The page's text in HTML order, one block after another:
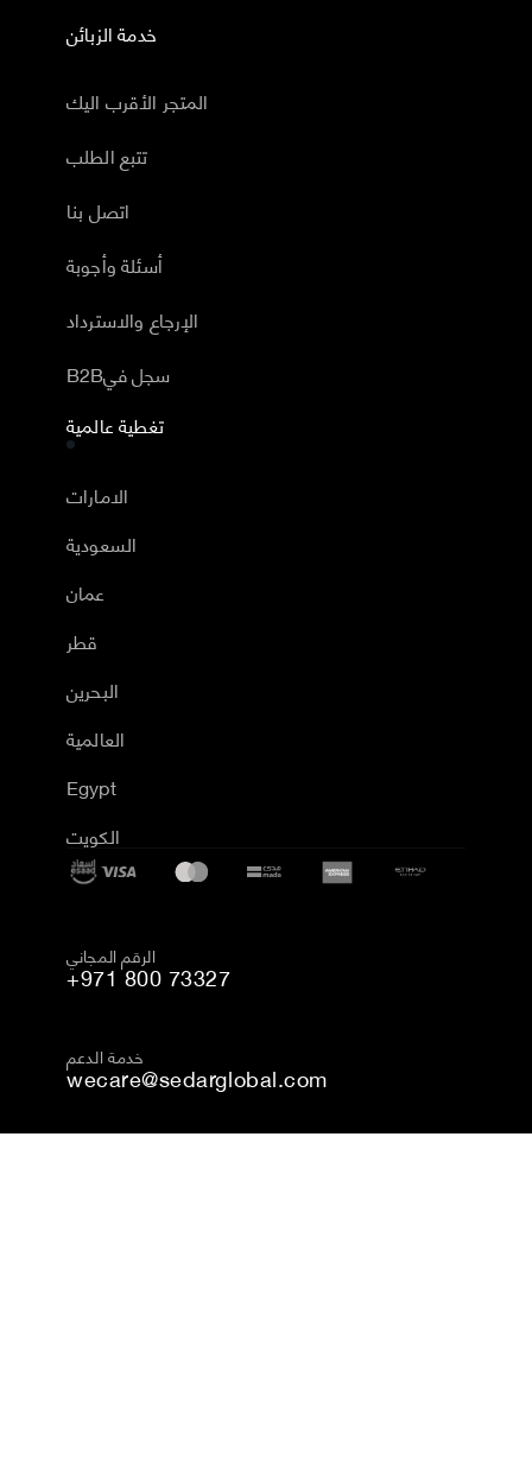
خدمة الزبائن
المتجر الأقرب اليك
تتبع الطلب
اتصل بنا
أسئلة وأجوبة
الإرجاع والاسترداد
B2Bسجل في
تغطية عالمية
الامارات
السعودية
عمان
قطر
البحرين
العالمية
Egypt
الكويت
الرقم المجاني
+971 800 73327
خدمة الدعم
wecare@sedarglobal.com